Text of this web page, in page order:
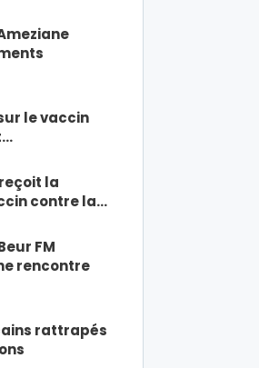
le vaccin
la
contre la…
FM
rencontre
rattrapés